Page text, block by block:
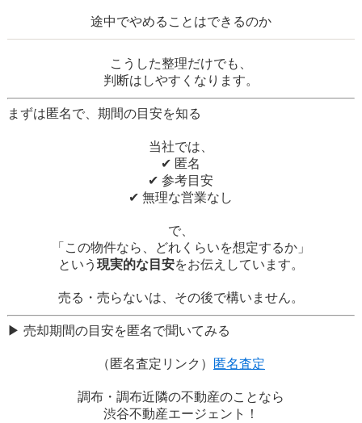
途中でやめることはできるのか
こうした整理だけでも、
判断はしやすくなります。
まずは匿名で、期間の目安を知る
当社では、
✔ 匿名
✔ 参考目安
✔ 無理な営業なし
で、
「この物件なら、どれくらいを想定するか」
という 現実的な目安をお伝えしています。
売る・売らないは、その後で構いません。
▶ 売却期間の目安を匿名で聞いてみる
（匿名査定リンク） 匿名査定
調布・調布近隣の不動産のことなら
渋谷不動産エージェント！